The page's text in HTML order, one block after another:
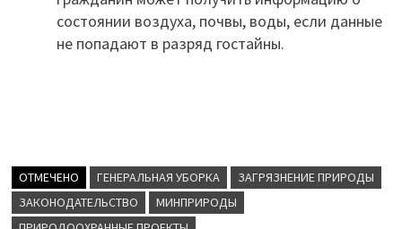
состоянии воздуха, почвы, воды, если данные
не попадают в разряд гостайны.
ОТМЕЧЕНО ГЕНЕРАЛЬНАЯ УБОРКА
ЗАГРЯЗНЕНИЕ ПРИРОДЫ
ЗАКОНОДАТЕЛЬСТВО
МИНПРИРОДЫ